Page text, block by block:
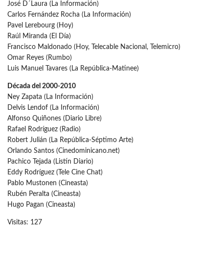
José D´Laura (La Información)
Carlos Fernández Rocha (La Información)
Pavel Lerebourg (Hoy)
Raúl Miranda (El Día)
Francisco Maldonado (Hoy, Telecable Nacional, Telemicro)
Omar Reyes (Rumbo)
Luis Manuel Tavares (La República-Matinee)
Década del 2000-2010
Ney Zapata (La Información)
Delvis Lendof (La Información)
Alfonso Quiñones (Diario Libre)
Rafael Rodríguez (Radio)
Robert Julián (La República-Séptimo Arte)
Orlando Santos (Cinedominicano.net)
Pachico Tejada (Listín Diario)
Eddy Rodríguez (Tele Cine Chat)
Pablo Mustonen (Cineasta)
Rubén Peralta (Cineasta)
Hugo Pagan (Cineasta)
Visitas: 127